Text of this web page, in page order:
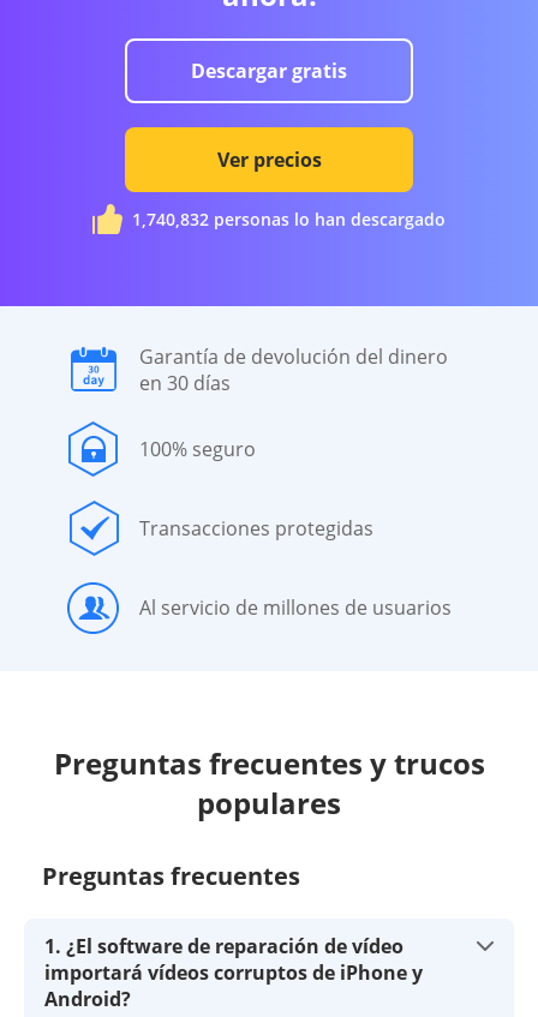
Descargar gratis
Ver precios
1,740,832 personas lo han descargado
Garantía de devolución del dinero
en 30 días
100% seguro
Transacciones protegidas
Al servicio de millones de usuarios
Preguntas frecuentes y trucos
populares
Preguntas frecuentes
1. ¿El software de reparación de vídeo
importará vídeos corruptos de iPhone y
Android?